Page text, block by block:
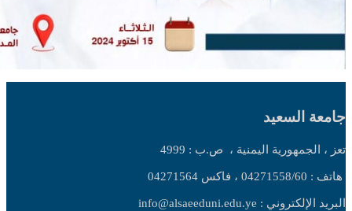
جامعة السعيد
تعز ، الجمهورية اليمنية ، ص.ب : 4999
هاتف : 04271558/60 ، فاكس 04271564
البريد الإلكتروني : info@alsaeeduni.edu.ye